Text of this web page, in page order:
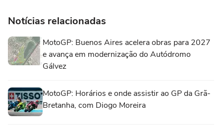
Notícias relacionadas
MotoGP: Buenos Aires acelera obras para 2027
e avança em modernização do Autódromo
Gálvez
MotoGP: Horários e onde assistir ao GP da Grã-
Bretanha, com Diogo Moreira